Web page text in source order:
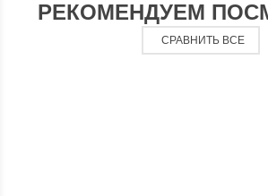
РЕКОМЕНДУЕМ
СРАВНИТЬ ВСЕ